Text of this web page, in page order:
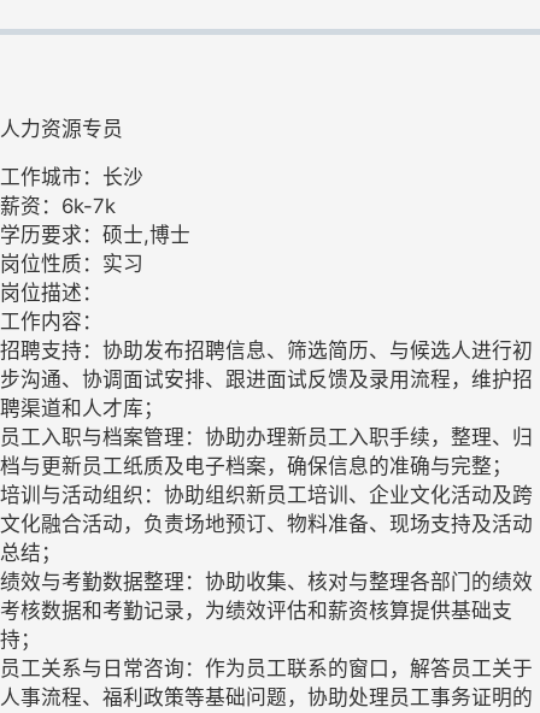
人力资源专员
工作城市：长沙
薪资：6k-7k
学历要求：硕士,博士
岗位性质：实习
岗位描述：
工作内容：
招聘支持：协助发布招聘信息、筛选简历、与候选人进行初
步沟通、协调面试安排、跟进面试反馈及录用流程，维护招
聘渠道和人才库；
员工入职与档案管理：协助办理新员工入职手续，整理、归
档与更新员工纸质及电子档案，确保信息的准确与完整；
培训与活动组织：协助组织新员工培训、企业文化活动及跨
文化融合活动，负责场地预订、物料准备、现场支持及活动
总结；
绩效与考勤数据整理：协助收集、核对与整理各部门的绩效
考核数据和考勤记录，为绩效评估和薪资核算提供基础支
持；
员工关系与日常咨询：作为员工联系的窗口，解答员工关于
人事流程、福利政策等基础问题，协助处理员工事务证明的